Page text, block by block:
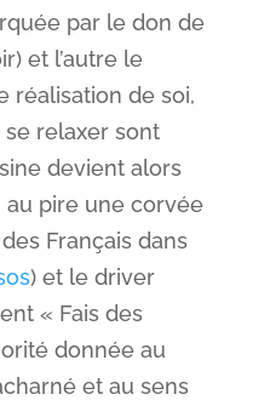
par le don de
et l’autre le
réalisation de soi,
relaxer sont
devient alors
pire une corvée
Français dans
) et le driver
« Fais des
donnée au
et au sens